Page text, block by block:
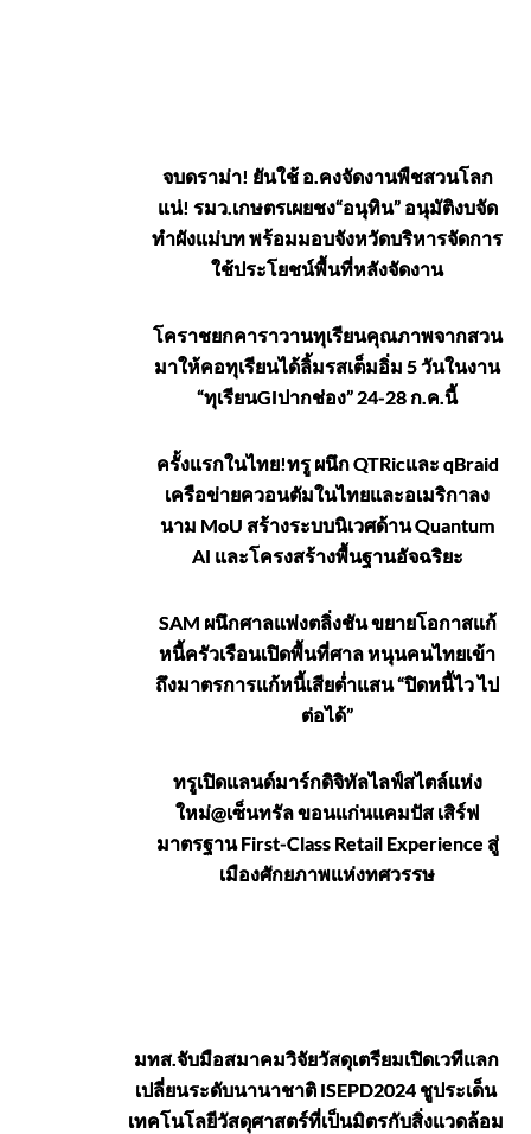
จบดราม่า! ยันใช้ อ.คงจัดงานพืชสวนโลก
แน่! รมว.เกษตรเผยชง“อนุทิน” อนุมัติงบจัด
ทำผังแม่บท พร้อมมอบจังหวัดบริหารจัดการ
ใช้ประโยชน์พื้นที่หลังจัดงาน
โคราชยกคาราวานทุเรียนคุณภาพจากสวน
มาให้คอทุเรียนได้ลิ้มรสเต็มอิ่ม 5 วันในงาน
“ทุเรียนGIปากช่อง” 24-28 ก.ค.นี้
ครั้งแรกในไทย!ทรู ผนึก QTRicและ qBraid
เครือข่ายควอนตัมในไทยและอเมริกาลง
นาม MoU สร้างระบบนิเวศด้าน Quantum
AI และโครงสร้างพื้นฐานอัจฉริยะ
SAM ผนึกศาลแพ่งตลิ่งชัน ขยายโอกาสแก้
หนี้ครัวเรือนเปิดพื้นที่ศาล หนุนคนไทยเข้า
ถึงมาตรการแก้หนี้เสียต่ำแสน “ปิดหนี้ไว ไป
ต่อได้”
ทรูเปิดแลนด์มาร์กดิจิทัลไลฟ์สไตล์แห่ง
ใหม่@เซ็นทรัล ขอนแก่นแคมปัส เสิร์ฟ
มาตรฐาน First-Class Retail Experience สู่
เมืองศักยภาพแห่งทศวรรษ
มทส.จับมือสมาคมวิจัยวัสดุเตรียมเปิดเวทีแลก
เปลี่ยนระดับนานาชาติ ISEPD2024 ชูประเด็น
เทคโนโลยีวัสดุศาสตร์ที่เป็นมิตรกับสิ่งแวดล้อม